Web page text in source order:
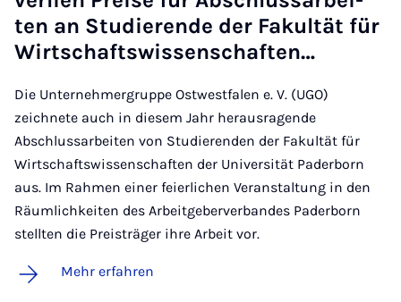
ten an Stu­die­ren­de der Fa­kul­tät für
Wirt­schafts­wis­sen­schaf­ten…
Die Unternehmergruppe Ostwestfalen e. V. (UGO)
zeichnete auch in diesem Jahr herausragende
Abschlussarbeiten von Studierenden der Fakultät für
Wirtschaftswissenschaften der Universität Paderborn
aus. Im Rahmen einer feierlichen Veranstaltung in den
Räumlichkeiten des Arbeitgeberverbandes Paderborn
stellten die Preisträger ihre Arbeit vor.
Mehr erfahren